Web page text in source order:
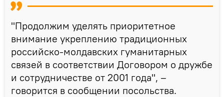
"Продолжим уделять приоритетное
внимание укреплению традиционных
российско-молдавских гуманитарных
связей в соответствии Договором о дружбе
и сотрудничестве от 2001 года", –
говорится в сообщении посольства.